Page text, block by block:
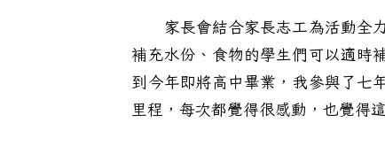
家長會結合家長志工為活動全力
補充水份、食物的學生們可以適時
到今年即將高中畢業，我參與了七
里程，每次都覺得很感動，也覺得